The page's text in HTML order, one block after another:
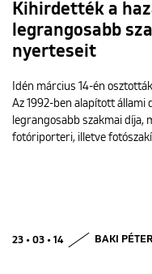
Kihirdették a
legrangosabb
nyerteseit
Idén március 14-én
Az 1992-ben alapított állami
legrangosabb szakmai díja,
fotóriporteri, illetve
23 • 03 • 14 BAKI PÉTER